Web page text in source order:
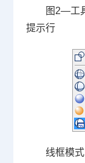
图 2—工
提示行
线框模